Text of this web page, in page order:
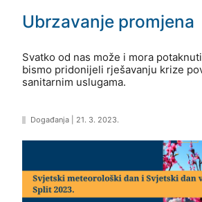
Ubrzavanje promjena
Svatko od nas može i mora
bismo pridonijeli rješavanju krize
sanitarnim uslugama.
Događanja 21. 3. 2023.